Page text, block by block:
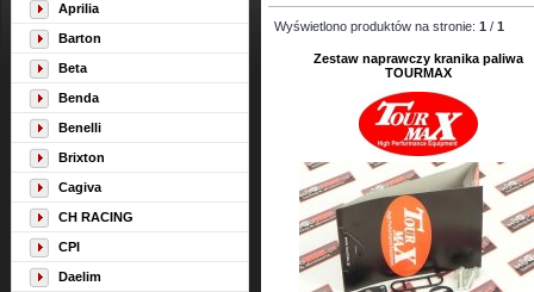
Aprilia
Barton
Beta
Benda
Benelli
Brixton
Cagiva
CH RACING
CPI
Daelim
Wyświetlono produktów na stronie: 1 / 1
Zestaw naprawczy kranika paliwa
TOURMAX